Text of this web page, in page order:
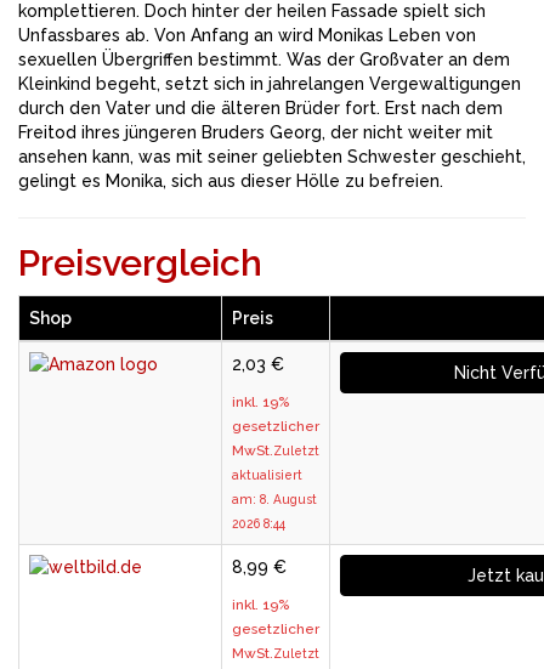
komplettieren. Doch hinter der heilen Fassade spielt sich
Unfassbares ab. Von Anfang an wird Monikas Leben von
sexuellen Übergriffen bestimmt. Was der Großvater an dem
Kleinkind begeht, setzt sich in jahrelangen Vergewaltigungen
durch den Vater und die älteren Brüder fort. Erst nach dem
Freitod ihres jüngeren Bruders Georg, der nicht weiter mit
ansehen kann, was mit seiner geliebten Schwester geschieht,
gelingt es Monika, sich aus dieser Hölle zu befreien.
Preisvergleich
Shop Preis
2,03 €
inkl. 19%
gesetzlicher
MwSt.Zuletzt
aktualisiert
am: 8. August
2026 8:44
Nicht
8,99 €
inkl. 19%
gesetzlicher
MwSt.Zuletzt
Jetzt